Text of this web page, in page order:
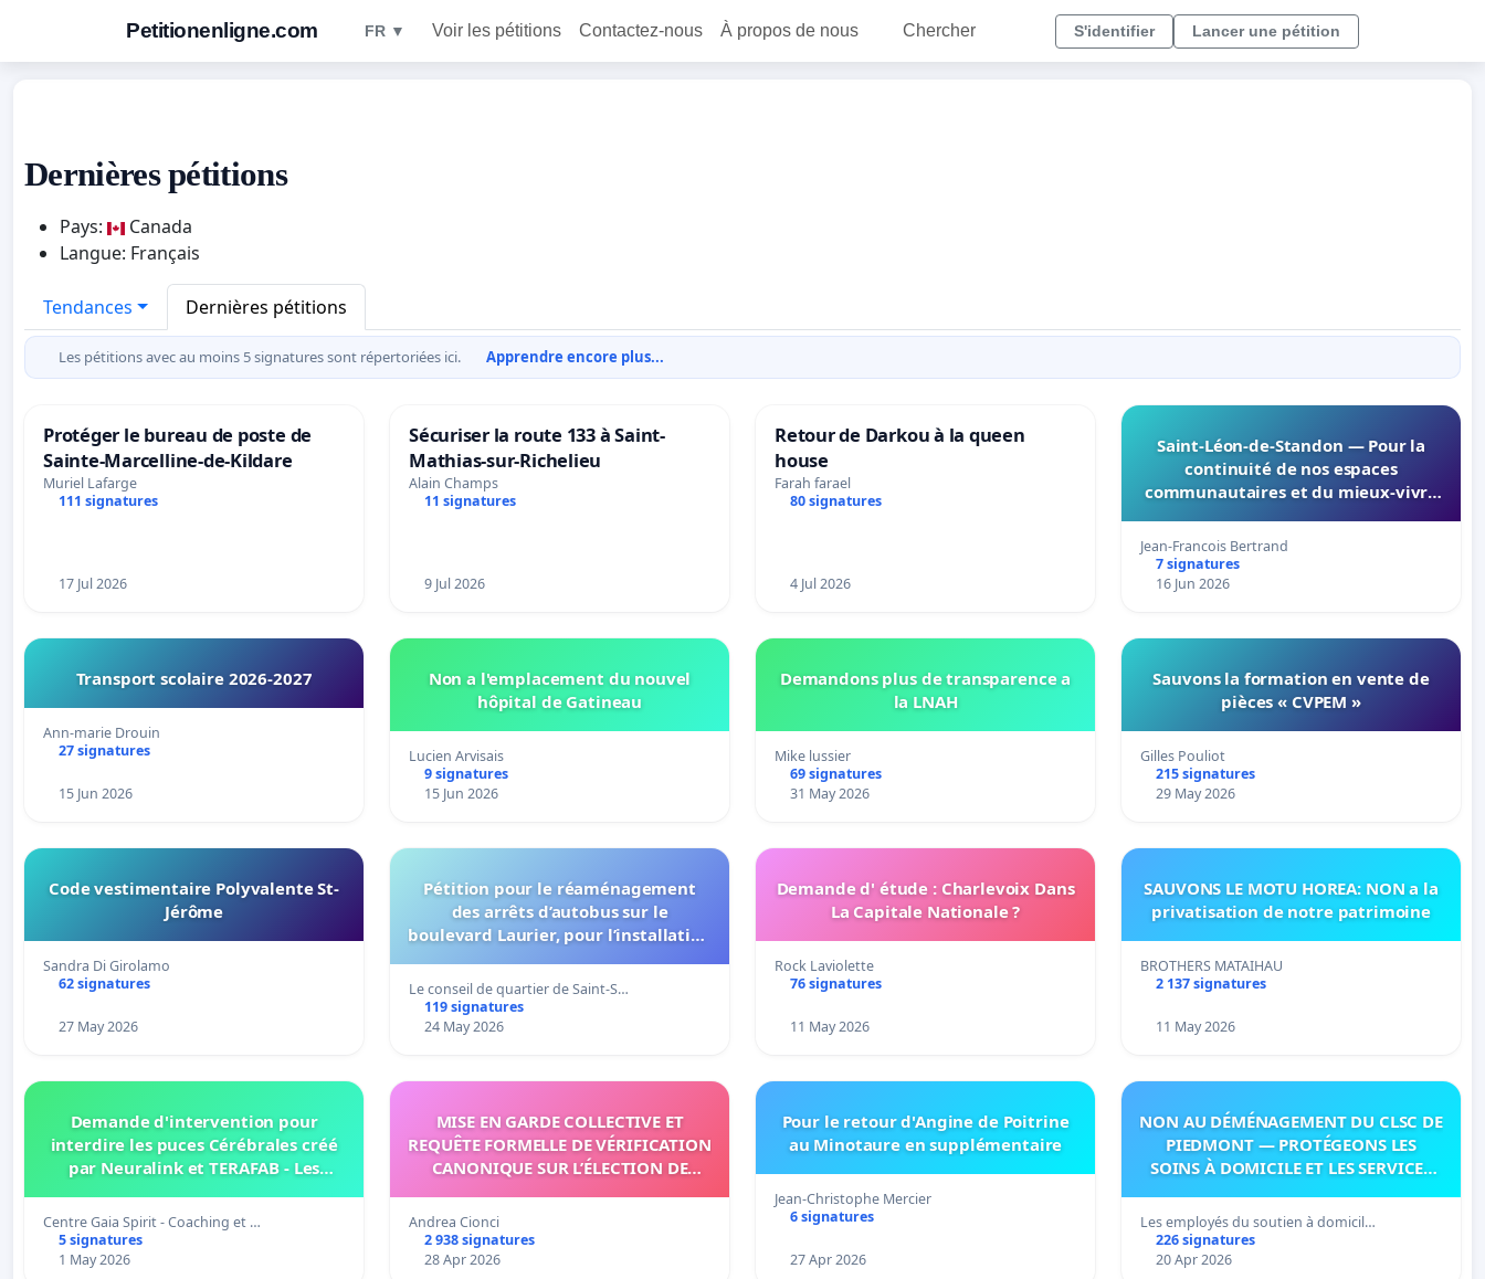
Petitionenligne.com FR ▼ Voir les pétitions Contactez-nous À propos de nous Chercher S'identifier Lancer une pétition
Dernières pétitions
Pays:
Canada
Langue: Français
Tendances Dernières pétitions
Les pétitions avec au moins 5 signatures sont répertoriées ici. Apprendre encore plus...
Protéger le bureau de poste de
Sainte-Marcelline-de-Kildare
Muriel Lafarge
111 signatures
17 Jul 2026
Sécuriser la route 133 à Saint-
Mathias-sur-Richelieu
Alain Champs
11 signatures
9 Jul 2026
Retour de Darkou à la queen
house
Farah farael
80 signatures
4 Jul 2026
Saint-Léon-de-Standon — Pour la
continuité de nos espaces
communautaires et du mieux-vivre
Jean-Francois Bertrand
7 signatures
16 Jun 2026
Transport scolaire 2026-2027
Ann-marie Drouin
27 signatures
15 Jun 2026
Non a l'emplacement du nouvel
hôpital de Gatineau
Lucien Arvisais
9 signatures
15 Jun 2026
Demandons plus de transparence a
la LNAH
Mike lussier
69 signatures
31 May 2026
Sauvons la formation en vente de
pièces « CVPEM »
Gilles Pouliot
215 signatures
29 May 2026
Code vestimentaire Polyvalente St-
Jérôme
Sandra Di Girolamo
62 signatures
27 May 2026
Pétition pour le réaménagement
des arrêts d’autobus sur le
boulevard Laurier, pour l’installation
802 à établir
Le conseil de quartier de Saint-S…
119 signatures
24 May 2026
Demande d' étude : Charlevoix Dans
La Capitale Nationale ?
Rock Laviolette
76 signatures
11 May 2026
SAUVONS LE MOTU HOREA: NON a la
privatisation de notre patrimoine
BROTHERS MATAIHAU
2 137 signatures
11 May 2026
Demande d'intervention pour
interdire les puces Cérébrales créé
par Neuralink et TERAFAB - Les
Black Project..donc la famille Musk
Centre Gaia Spirit - Coaching et …
5 signatures
1 May 2026
MISE EN GARDE COLLECTIVE ET
REQUÊTE FORMELLE DE VÉRIFICATION
CANONIQUE SUR L’ÉLECTION DE
Andrea Cionci
2 938 signatures
28 Apr 2026
Pour le retour d'Angine de Poitrine
au Minotaure en supplémentaire
Jean-Christophe Mercier
6 signatures
27 Apr 2026
NON AU DÉMÉNAGEMENT DU CLSC DE
PIEDMONT — PROTÉGEONS LES
SOINS À DOMICILE ET LES SERVICES
Les employés du soutien à domicil…
226 signatures
20 Apr 2026